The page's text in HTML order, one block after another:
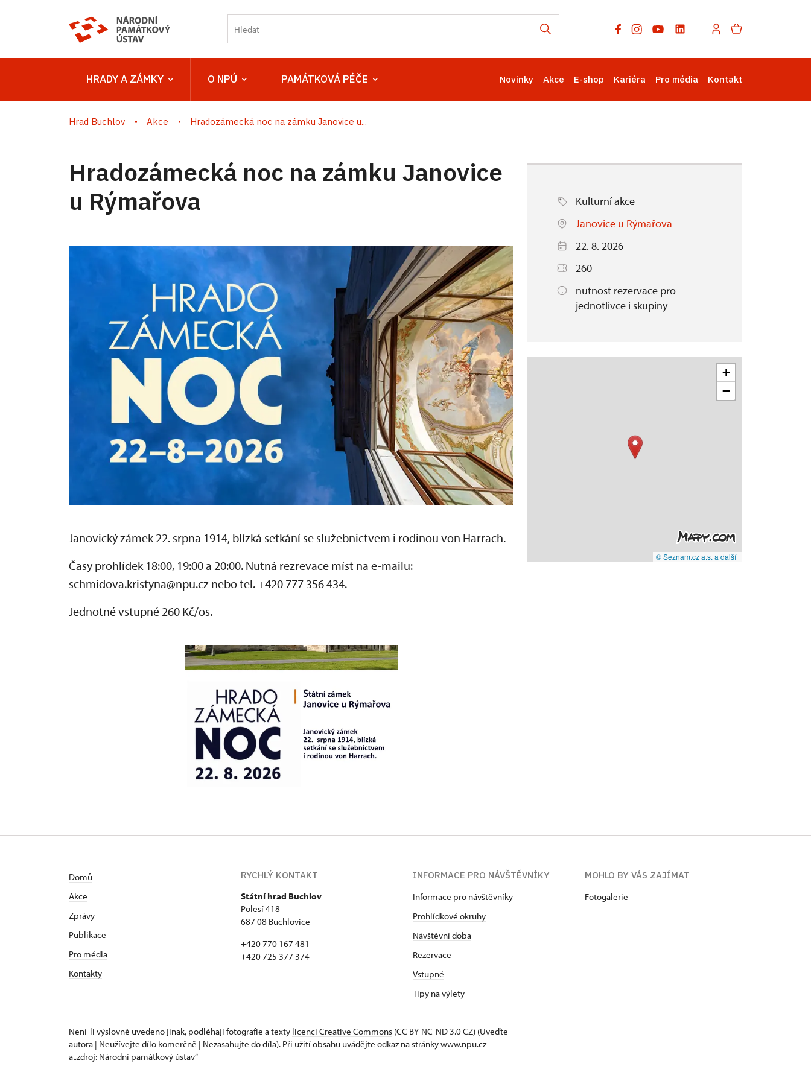
HRADY A ZÁMKY O NPÚ PAMÁTKOVÁ PÉČE Novinky Akce E-shop Kariéra Pro média Kontakt
Hrad Buchlov Akce Hradozámecká noc na zámku Janovice u...
Hradozámecká noc na zámku Janovice
u Rýmařova
Janovický zámek 22. srpna 1914, blízká setkání se služebnictvem i rodinou von Harrach.
Časy prohlídek 18:00, 19:00 a 20:00. Nutná rezrevace míst na e-mailu:
schmidova.kristyna@npu.cz nebo tel. +420 777 356 434.
Jednotné vstupné 260 Kč/os.
Kulturní akce
Janovice u Rýmařova
22. 8. 2026
260
nutnost rezervace pro
jednotlivce i skupiny
+
−
© Seznam.cz a.s. a další
Domů
Akce
Zprávy
Publikace
Pro média
Kontakty
RYCHLÝ KONTAKT
Státní hrad Buchlov
Polesí 418
687 08 Buchlovice
+420 770 167 481
+420 725 377 374
INFORMACE PRO NÁVŠTĚVNÍKY
Informace pro návštěvníky
Prohlídkové okruhy
Návštěvní doba
Rezervace
Vstupné
Tipy na výlety
MOHLO BY VÁS ZAJÍMAT
Fotogalerie
Není-li výslovně uvedeno jinak, podléhají fotografie a texty licenci Creative Commons (CC BY-NC-ND 3.0 CZ) (Uveďte
autora | Neužívejte dílo komerčně | Nezasahujte do díla). Při užití obsahu uvádějte odkaz na stránky www.npu.cz
a „zdroj: Národní památkový ústav“